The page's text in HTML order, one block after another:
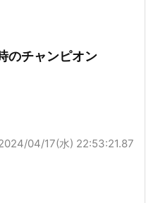
のチャンピオン
04/17(水) 22:53:21.87